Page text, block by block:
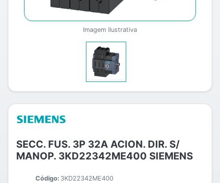
Imagem Ilustrativa
SECC. FUS. 3P 32A ACION. DIR. S/
MANOP. 3KD22342ME400 SIEMENS
Código: 3KD22342ME400